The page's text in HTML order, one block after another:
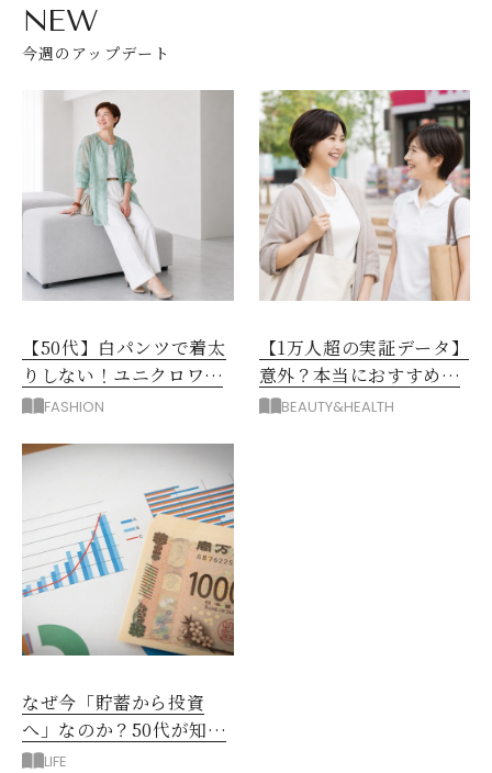
NEW
今週のアップデート
【50代】白パンツで着太
りしない！ユニクロワイ
ドパンツ夏の着回しテク
FASHION
【1万人超の実証データ】
意外？本当におすすめな
運動とストレス解消法と
BEAUTY&HEALTH
なぜ今「貯蓄から投資
へ」なのか？50代が知る
べきお金の新常識
LIFE